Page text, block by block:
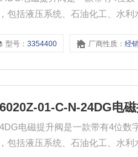
包括液压系统、石油化工、水
型号：3354400 厂商性质：经
01-C-N-24DG电磁
电磁提升阀是一款带有4位数
包括液压系统、石油化工、水